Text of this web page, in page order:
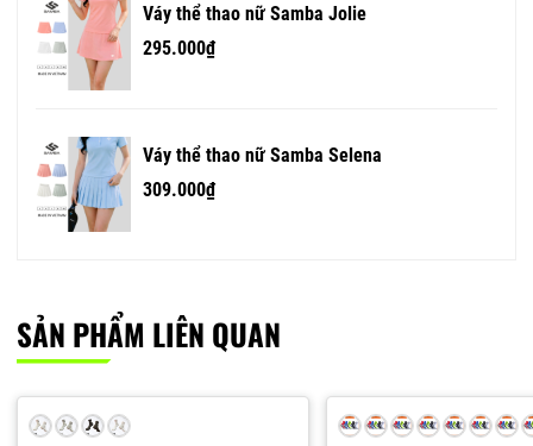
Váy thể thao nữ Samba Jolie
295.000₫
Váy thể thao nữ Samba Selena
309.000₫
SẢN PHẨM LIÊN QUAN